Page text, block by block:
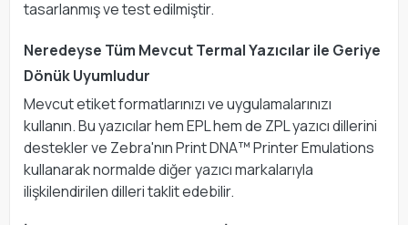
tasarlanmış ve test edilmiştir.
Neredeyse Tüm Mevcut Termal Yazıcılar ile Geriye
Dönük Uyumludur
Mevcut etiket formatlarınızı ve uygulamalarınızı
kullanın. Bu yazıcılar hem EPL hem de ZPL yazıcı dillerini
destekler ve Zebra'nın Print DNA™ Printer Emulations
kullanarak normalde diğer yazıcı markalarıyla
ilişkilendirilen dilleri taklit edebilir.